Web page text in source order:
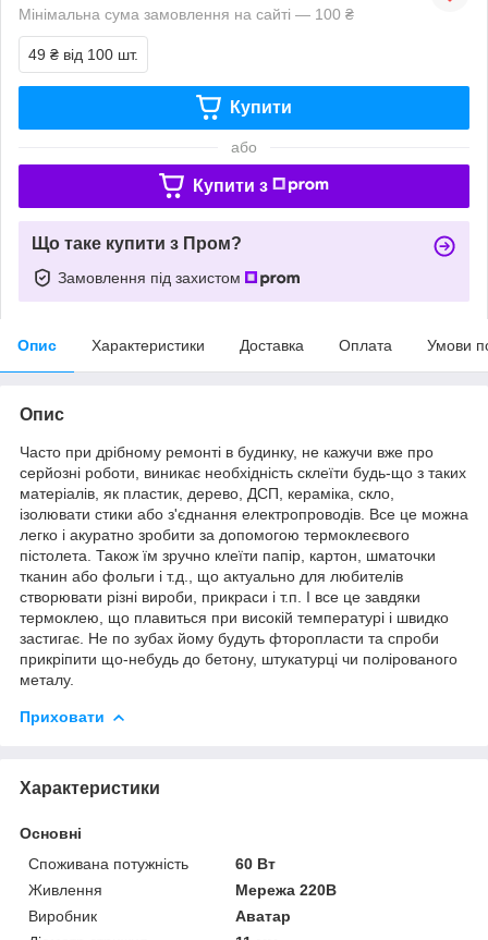
Мінімальна сума замовлення на сайті — 100 ₴
49 ₴ від 100 шт.
Купити
або
Купити з
Що таке купити з Пром?
Замовлення під захистом
Опис Характеристики Доставка Оплата Умови
Опис
Часто при дрібному ремонті в будинку, не кажучи вже про
серйозні роботи, виникає необхідність склеїти будь-що з таких
матеріалів, як пластик, дерево, ДСП, кераміка, скло,
ізолювати стики або з'єднання електропроводів. Все це можна
легко і акуратно зробити за допомогою термоклеєвого
пістолета. Також їм зручно клеїти папір, картон, шматочки
тканин або фольги і т.д., що актуально для любителів
створювати різні вироби, прикраси і т.п. І все це завдяки
термоклею, що плавиться при високій температурі і швидко
застигає. Не по зубах йому будуть фторопласти та спроби
прикріпити що-небудь до бетону, штукатурці чи полірованого
металу.
Приховати
Характеристики
Основні
Споживана потужність
60 Вт
Живлення
Мережа 220В
Виробник
Аватар